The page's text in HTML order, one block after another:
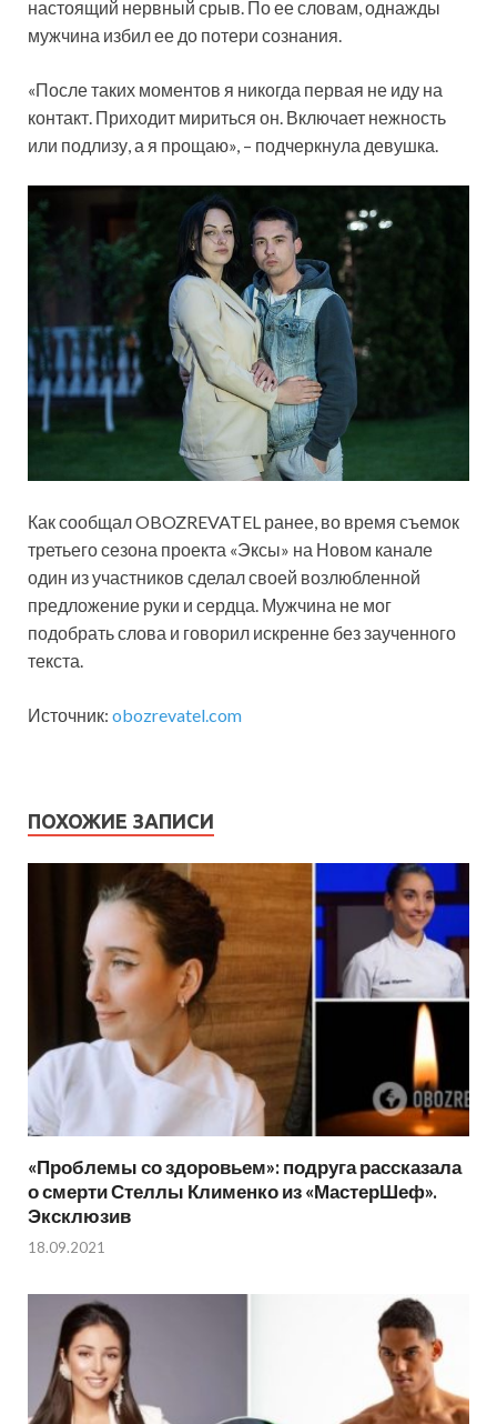
настоящий нервный срыв. По ее словам, однажды
мужчина избил ее до потери сознания.
«После таких моментов я никогда первая не иду на
контакт. Приходит мириться он. Включает нежность
или подлизу, а я прощаю», – подчеркнула девушка.
Как сообщал OBOZREVATEL ранее, во время съемок
третьего сезона проекта «Эксы» на Новом канале
один из участников сделал своей возлюбленной
предложение руки и сердца. Мужчина не мог
подобрать слова и говорил искренне без заученного
текста.
Источник: obozrevatel.com
ПОХОЖИЕ ЗАПИСИ
«Проблемы со здоровьем»: подруга рассказала
о смерти Стеллы Клименко из «МастерШеф».
Эксклюзив
18.09.2021